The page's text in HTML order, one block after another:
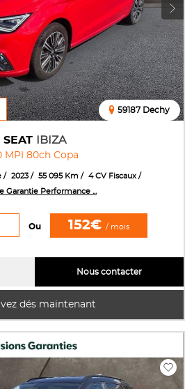
SEAT IBIZA
MPI 80ch Copa
59187 Dechy
2023 55 095 Km
4 CV Fiscaux
Garantie Performance ...
Ou 152€ / mois
dés maintenant
Nous contacter